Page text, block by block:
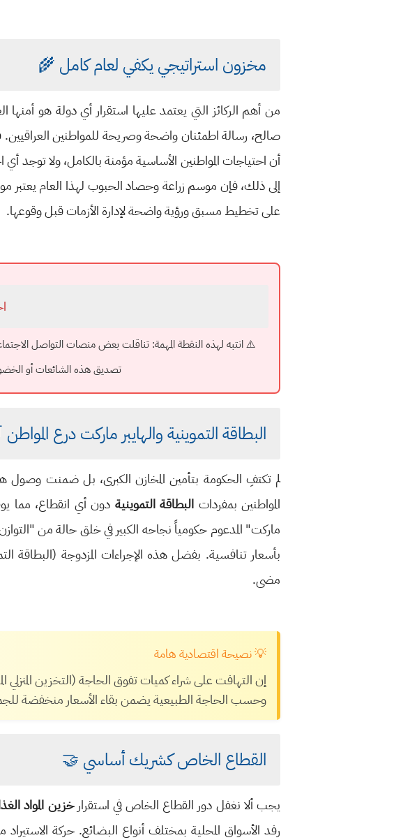
مخزون استراتيجي يكفي لعام كامل 🌾
من أهم الركائز التي يعتمد عليها استقرار أي دولة هو
صالح، رسالة اطمئنان واضحة وصريحة للمواطنين
أن احتياجات المواطنين الأساسية مؤمنة بالكامل، ولا توجد أي
إلى ذلك، فإن موسم زراعة وحصاد الحبوب لهذا العام يعتبر
على تخطيط مسبق ورؤية واضحة لإدارة الأزمات قبل وقوعها.
⚠️ انتبه لهذه النقطة المهمة: تناقلت بعض منصات التواصل
تصديق هذه الشائعات أو
البطاقة التموينية والهايبر ماركت درع
لم تكتفِ الحكومة بتأمين المخازن الكبرى، بل ضمنت وصول
المواطنين بمفردات البطاقة التموينية دون أي انقطاع، مما
ماركت" المدعوم حكومياً نجاحه الكبير في خلق حالة من
بأسعار تنافسية. بفضل هذه الإجراءات المزدوجة (البطاقة
مضى.
💡 نصيحة اقتصادية هامة
إن التهافت على شراء كميات تفوق الحاجة (التخزين
وحسب الحاجة الطبيعية يضمن بقاء الأسعار منخفضة
القطاع الخاص كشريك أساسي 🤝
يجب ألا نغفل دور القطاع الخاص في استقرارخزين المواد
رفد الأسواق المحلية بمختلف أنواع البضائع. حركة